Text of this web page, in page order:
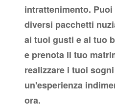
intrattenimento.
diversi pacchetti
ai tuoi gusti e al tuo
e prenota il tuo
realizzare i tuoi
un'esperienza
ora.